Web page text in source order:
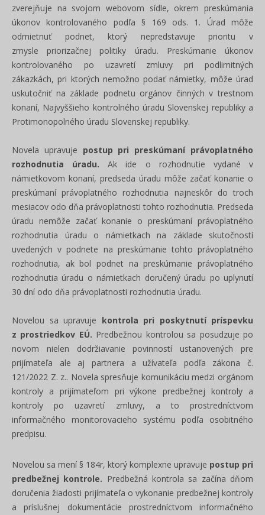
zverejňuje na svojom webovom sídle, okrem preskúmania
úkonov kontrolovaného podľa § 169 ods. 1. Úrad môže
odmietnuť podnet, ktorý nepredstavuje prioritu v
zmysle priorizačnej politiky úradu. Preskúmanie úkonov
kontrolovaného po uzavretí zmluvy pri podlimitných
zákazkách, pri ktorých nemožno podať námietky, môže úrad
uskutočniť na základe podnetu orgánov činných v trestnom
konaní, Najvyššieho kontrolného úradu Slovenskej republiky a
Protimonopolného úradu Slovenskej republiky.
Novela upravuje postup pri preskúmaní právoplatného
rozhodnutia úradu. Ak ide o rozhodnutie vydané v
námietkovom konaní, predseda úradu môže začať konanie o
preskúmaní právoplatného rozhodnutia najneskôr do troch
mesiacov odo dňa právoplatnosti tohto rozhodnutia. Predseda
úradu nemôže začať konanie o preskúmaní právoplatného
rozhodnutia úradu o námietkach na základe skutočností
uvedených v podnete na preskúmanie tohto právoplatného
rozhodnutia, ak bol podnet na preskúmanie právoplatného
rozhodnutia úradu o námietkach doručený úradu po uplynutí
30 dní odo dňa právoplatnosti rozhodnutia úradu.
Novelou sa upravuje kontrola pri poskytnutí príspevku
z prostriedkov EÚ. Predbežnou kontrolou sa posudzuje po
novom nielen dodržiavanie povinností ustanovených pre
prijímateľa ale aj partnera a užívateľa podľa zákona č.
121/2022 Z. z.. Novela spresňuje komunikáciu medzi orgánom
kontroly a prijímateľom pri výkone predbežnej kontroly a
kontroly po uzavretí zmluvy, a to prostredníctvom
informačného monitorovacieho systému podľa osobitného
predpisu.
Novelou sa mení § 184r, ktorý komplexne upravuje postup pri
predbežnej kontrole. Predbežná kontrola sa začína dňom
doručenia žiadosti prijímateľa o vykonanie predbežnej kontroly
a príslušnej dokumentácie prostredníctvom informačného